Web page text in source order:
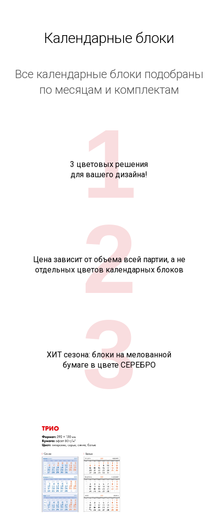
Календарные блоки
Все календарные блоки подобраны
по месяцам и комплектам
3 цветовых решения
для вашего дизайна!
1
Цена зависит от объема всей партии, а не
отдельных цветов календарных блоков
2
ХИТ сезона: блоки на мелованной
бумаге в цвете СЕРЕБРО
3